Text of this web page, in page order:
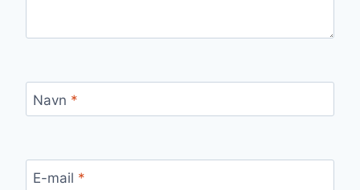
Navn *
E-mail *